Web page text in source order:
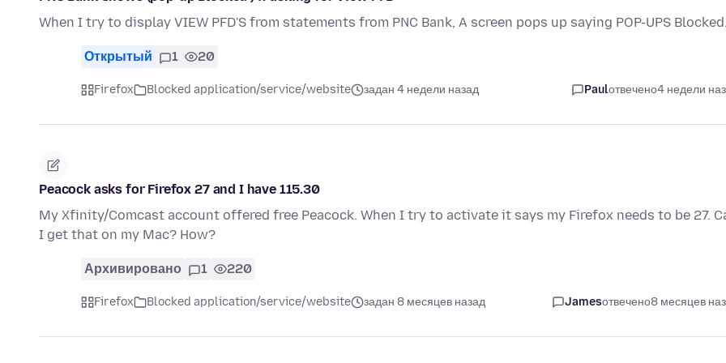
When I try to display VIEW PFD'S from statements from PNC Bank, A screen pops up saying POP-UPS Blocked.
Открытый 1 20
Firefox Blocked application/service/website задан 4 недели назад Paulотвечено4 недели
Peacock asks for Firefox 27 and I have 115.30
My Xfinity/Comcast account offered free Peacock. When I try to activate it says my Firefox needs to be 27.
I get that on my Mac? How?
Архивировано 1 220
Firefox Blocked application/service/website задан 8 месяцев назад Jamesотвечено8 месяцев